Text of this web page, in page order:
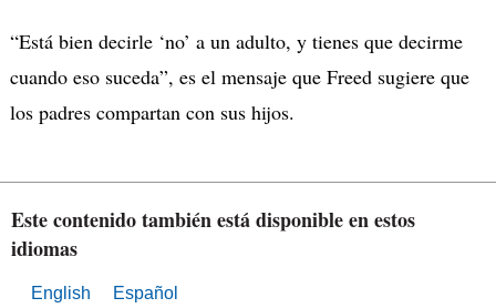
“Está bien decirle ‘no’ a un adulto, y tienes que decirme
cuando eso suceda”, es el mensaje que Freed sugiere que
los padres compartan con sus hijos.
Este contenido también está disponible en estos
idiomas
English Español